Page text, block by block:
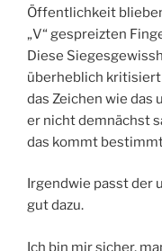
Öffentlichkeit
„V“ gespreizten
Diese
überheblich
das Zeichen wie das
er nicht demnächst
das kommt
Irgendwie passt der
gut dazu.
Ich bin mir sicher,